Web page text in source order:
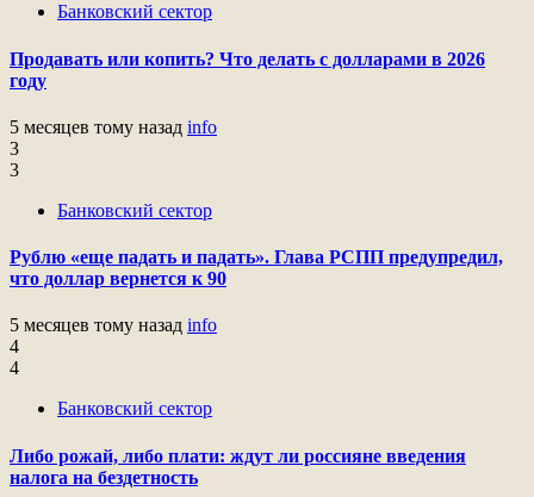
Банковский сектор
Продавать или копить? Что делать с долларами в 2026
году
5 месяцев тому назад info
3
3
Банковский сектор
Рублю «еще падать и падать». Глава РСПП предупредил,
что доллар вернется к 90
5 месяцев тому назад info
4
4
Банковский сектор
Либо рожай, либо плати: ждут ли россияне введения
налога на бездетность